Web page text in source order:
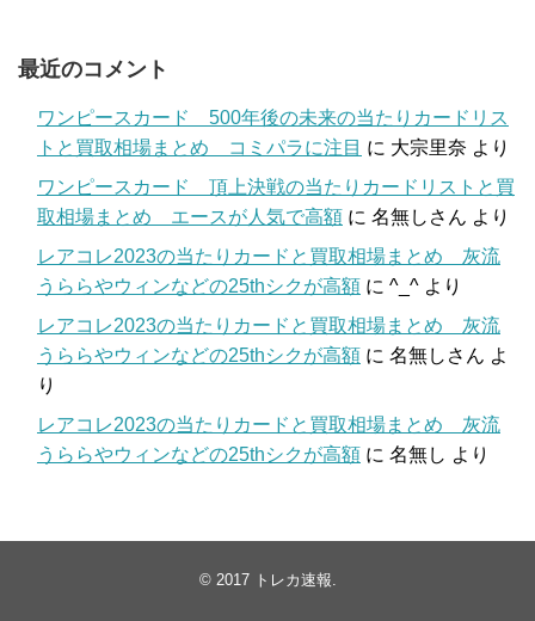
最近のコメント
ワンピースカード 500年後の未来の当たりカードリス
トと買取相場まとめ コミパラに注目 に 大宗里奈 より
ワンピースカード 頂上決戦の当たりカードリストと買
取相場まとめ エースが人気で高額 に 名無しさん より
レアコレ2023の当たりカードと買取相場まとめ 灰流
うららやウィンなどの25thシクが高額 に ^_^ より
レアコレ2023の当たりカードと買取相場まとめ 灰流
うららやウィンなどの25thシクが高額 に 名無しさん よ
り
レアコレ2023の当たりカードと買取相場まとめ 灰流
うららやウィンなどの25thシクが高額 に 名無し より
© 2017 トレカ速報